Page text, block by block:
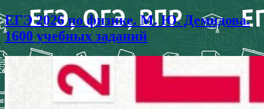
ЕГЭ 2026 по физике. М. Ю. Демидова.
1600 учебных заданий